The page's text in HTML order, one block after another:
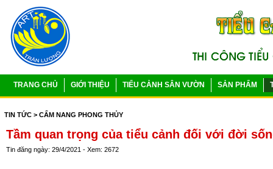
TRANG CHỦ GIỚI THIỆU TIỂU CẢNH SÂN VƯỜN SẢN PHẨM
TIN TỨC > CẨM NANG PHONG THỦY
Tầm quan trọng của tiểu cảnh đối với đời
Tin đăng ngày: 29/4/2021 - Xem: 2672